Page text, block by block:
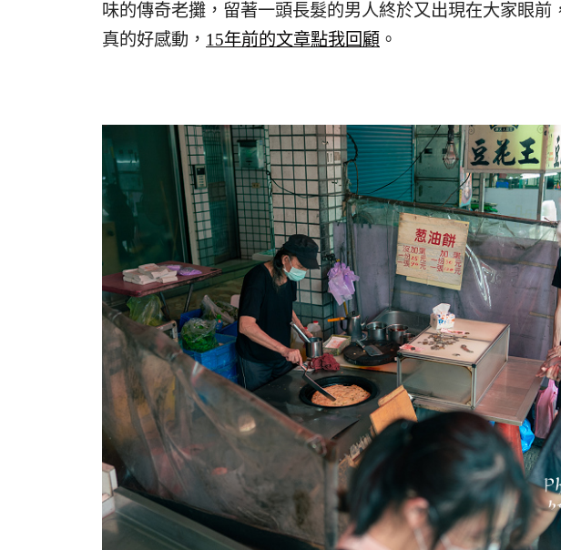
味的傳奇老攤，留著一頭長髮的男人終於又出現在大家眼
真的好感動， 15年前的文章點我回顧 。